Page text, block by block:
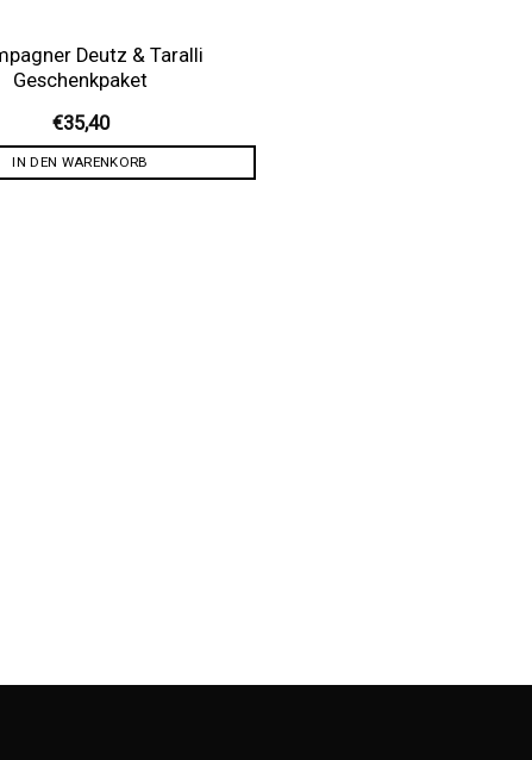
Deutz & Taralli
Geschenkpaket
€35,40
IN DEN WARENKORB